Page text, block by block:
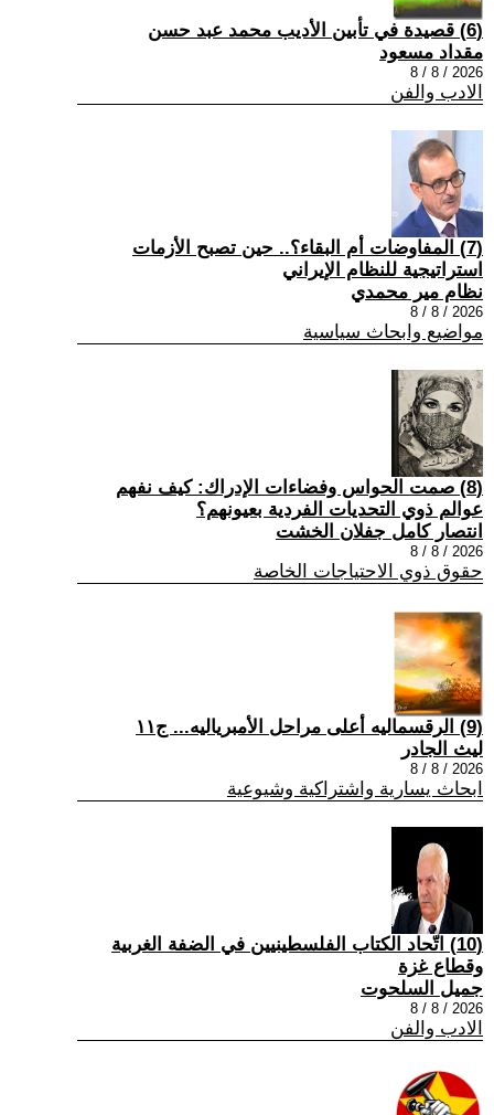
(6) قصيدة في تأبين الأديب محمد عبد حسن
مقداد مسعود
2026 / 8 / 8
الادب والفن
(7) المفاوضات أم البقاء؟.. حين تصبح الأزمات
استراتيجية للنظام الإيراني
نظام مير محمدي
2026 / 8 / 8
مواضيع وابحاث سياسية
(8) صمت الحواس وفضاءات الإدراك: كيف نفهم
عوالم ذوي التحديات الفردية بعيونهم؟
انتصار كامل جفلان الخشت
2026 / 8 / 8
حقوق ذوي الاحتياجات الخاصة
(9) الرقسماليه أعلى مراحل الأمبرياليه... ج١١
ليث الجادر
2026 / 8 / 8
ابحاث يسارية واشتراكية وشيوعية
(10) اتّحاد الكتاب الفلسطينيين في الضفة الغربية
وقطاع غزة
جميل السلحوت
2026 / 8 / 8
الادب والفن